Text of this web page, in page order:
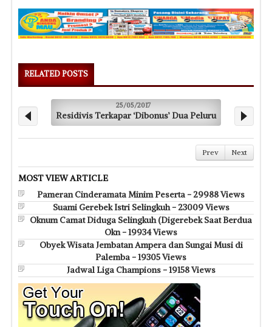
RELATED POSTS
25/05/2017
Residivis Terkapar ‘Dibonus’ Dua Peluru
Prev Next
MOST VIEW ARTICLE
Pameran Cinderamata Minim Peserta - 29988 Views
Suami Gerebek Istri Selingkuh - 23009 Views
Oknum Camat Diduga Selingkuh (Digerebek Saat Berdua
Okn - 19934 Views
Obyek Wisata Jembatan Ampera dan Sungai Musi di
Palemba - 19305 Views
Jadwal Liga Champions - 19158 Views